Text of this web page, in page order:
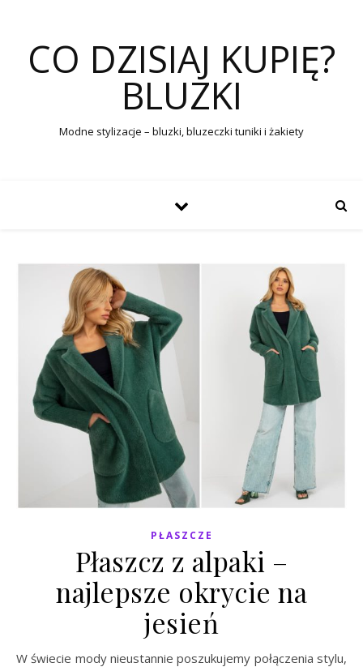
CO DZISIAJ KUPIĘ?
BLUZKI
Modne stylizacje – bluzki, bluzeczki tuniki i żakiety
PŁASZCZE
Płaszcz z alpaki –
najlepsze okrycie na
jesień
W świecie mody nieustannie poszukujemy połączenia stylu,